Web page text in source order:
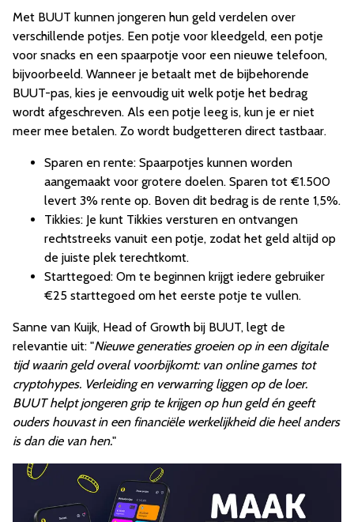
Met BUUT kunnen jongeren hun geld verdelen over
verschillende potjes. Een potje voor kleedgeld, een potje
voor snacks en een spaarpotje voor een nieuwe telefoon,
bijvoorbeeld. Wanneer je betaalt met de bijbehorende
BUUT-pas, kies je eenvoudig uit welk potje het bedrag
wordt afgeschreven. Als een potje leeg is, kun je er niet
meer mee betalen. Zo wordt budgetteren direct tastbaar.
Sparen en rente: Spaarpotjes kunnen worden
aangemaakt voor grotere doelen. Sparen tot €1.500
levert 3% rente op. Boven dit bedrag is de rente 1,5%.
Tikkies: Je kunt Tikkies versturen en ontvangen
rechtstreeks vanuit een potje, zodat het geld altijd op
de juiste plek terechtkomt.
Starttegoed: Om te beginnen krijgt iedere gebruiker
€25 starttegoed om het eerste potje te vullen.
Sanne van Kuijk, Head of Growth bij BUUT, legt de
relevantie uit: "Nieuwe generaties groeien op in een digitale
tijd waarin geld overal voorbijkomt: van online games tot
cryptohypes. Verleiding en verwarring liggen op de loer.
BUUT helpt jongeren grip te krijgen op hun geld én geeft
ouders houvast in een financiële werkelijkheid die heel anders
is dan die van hen."